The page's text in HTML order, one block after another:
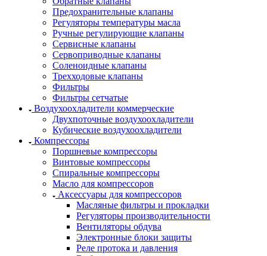
Предохранительные клапаны
Регуляторы температуры масла
Ручные регулирующие клапаны
Сервисные клапаны
Сервоприводные клапаны
Соленоидные клапаны
Трехходовые клапаны
Фильтры
Фильтры сетчатые
Воздухоохладители коммерческие
Двухпоточные воздухоохладители
Кубические воздухоохладители
Компрессоры
Поршневые компрессоры
Винтовые компрессоры
Спиральные компрессоры
Масло для компрессоров
Аксессуары для компрессоров
Масляные фильтры и прокладки
Регуляторы производительности
Вентиляторы обдува
Электронные блоки защиты
Реле протока и давления